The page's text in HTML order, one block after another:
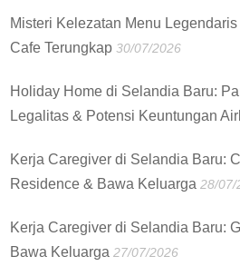
Misteri Kelezatan Menu
Cafe Terungkap 30/07/2026
Holiday Home di Selandia Baru:
Legalitas & Potensi Keuntungan
Kerja Caregiver di Selandia Baru:
Residence & Bawa Keluarga 28/07/
Kerja Caregiver di Selandia Baru:
Bawa Keluarga 27/07/2026